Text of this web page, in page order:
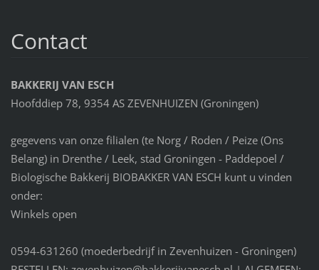
Contact
BAKKERIJ VAN ESCH
Hoofddiep 78, 9354 AS ZEVENHUIZEN (Groningen)
gegevens van onze filialen (te Norg / Roden / Peize (Ons
Belang) in Drenthe / Leek, stad Groningen - Paddepoel /
Biologische Bakkerij BIOBAKKER VAN ESCH kunt u vinden
onder:
Winkels open
0594-631260 (moederbedrijf in Zevenhuizen - Groningen)